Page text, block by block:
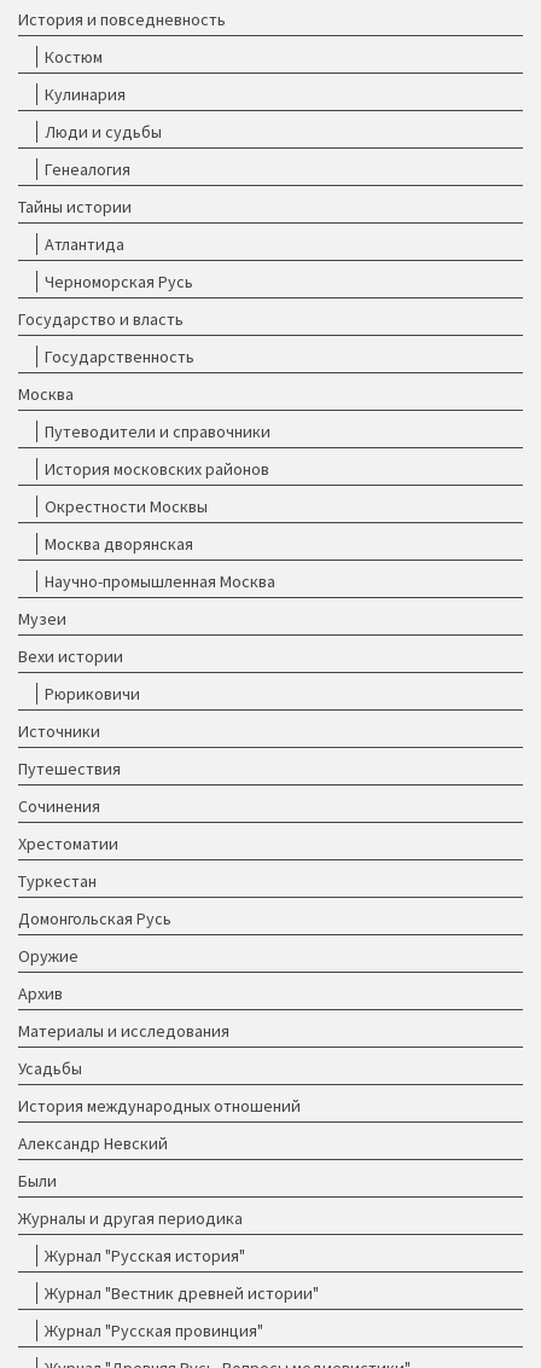
История и повседневность
Костюм
Кулинария
Люди и судьбы
Генеалогия
Тайны истории
Атлантида
Черноморская Русь
Государство и власть
Государственность
Москва
Путеводители и справочники
История московских районов
Окрестности Москвы
Москва дворянская
Научно-промышленная Москва
Музеи
Вехи истории
Рюриковичи
Источники
Путешествия
Сочинения
Хрестоматии
Туркестан
Домонгольская Русь
Оружие
Архив
Материалы и исследования
Усадьбы
История международных отношений
Александр Невский
Были
Журналы и другая периодика
Журнал "Русская история"
Журнал "Вестник древней истории"
Журнал "Русская провинция"